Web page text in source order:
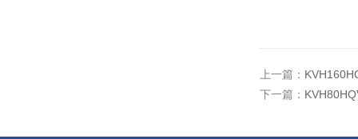
上一篇：
下一篇：